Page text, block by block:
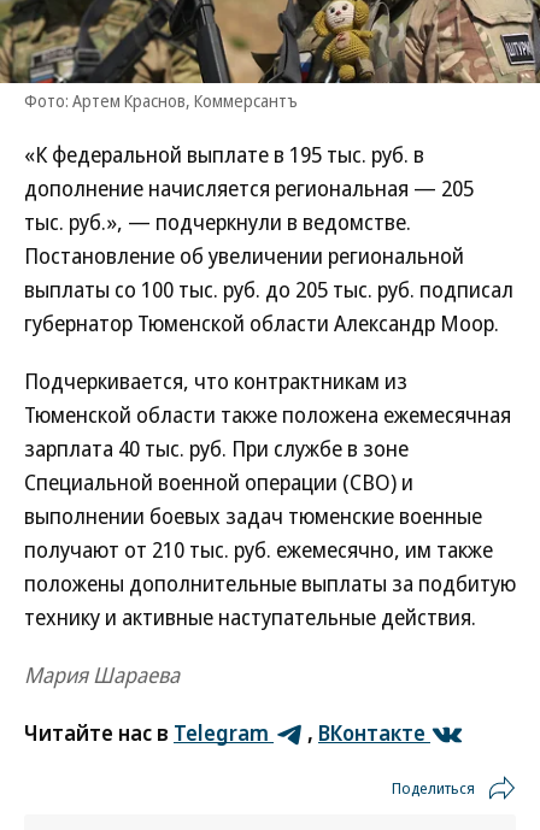
Фото: Артем Краснов, Коммерсантъ
«К федеральной выплате в 195 тыс. руб. в
дополнение начисляется региональная — 205
тыс. руб.», — подчеркнули в ведомстве.
Постановление об увеличении региональной
выплаты со 100 тыс. руб. до 205 тыс. руб. подписал
губернатор Тюменской области Александр Моор.
Подчеркивается, что контрактникам из
Тюменской области также положена ежемесячная
зарплата 40 тыс. руб. При службе в зоне
Специальной военной операции (СВО) и
выполнении боевых задач тюменские военные
получают от 210 тыс. руб. ежемесячно, им также
положены дополнительные выплаты за подбитую
технику и активные наступательные действия.
Мария Шараева
Читайте нас в Telegram , ВКонтакте
Поделиться